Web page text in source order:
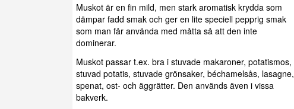
Muskot är en fin mild, men stark aromatisk krydda som
dämpar fadd smak och ger en lite speciell pepprig smak
som man får använda med måtta så att den inte
dominerar.
Muskot passar t.ex. bra i stuvade makaroner, potatismos,
stuvad potatis, stuvade grönsaker, béchamelsås, lasagne,
spenat, ost- och äggrätter. Den används även i vissa
bakverk.